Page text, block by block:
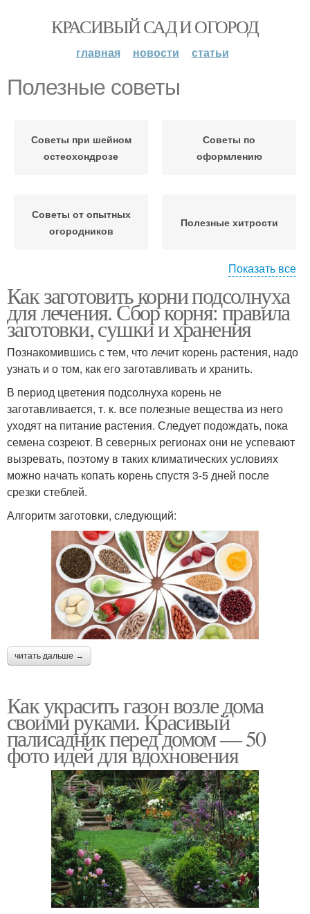
КРАСИВЫЙ САД И ОГОРОД
главная новости статьи
Полезные советы
Советы при шейном
остеохондрозе
Советы по
оформлению
Советы от опытных
огородников
Полезные хитрости
Советы для укоренения Полезные добавки
Показать все
Как заготовить корни подсолнуха
для лечения. Сбор корня: правила
заготовки, сушки и хранения
Познакомившись с тем, что лечит корень растения, надо
узнать и о том, как его заготавливать и хранить.
В период цветения подсолнуха корень не
заготавливается, т. к. все полезные вещества из него
уходят на питание растения. Следует подождать, пока
семена созреют. В северных регионах они не успевают
вызревать, поэтому в таких климатических условиях
можно начать копать корень спустя 3-5 дней после
срезки стеблей.
Алгоритм заготовки, следующий:
читать дальше →
Как украсить газон возле дома
своими руками. Красивый
палисадник перед домом — 50
фото идей для вдохновения